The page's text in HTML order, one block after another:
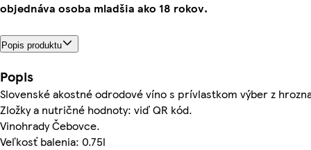
objednáva osoba mladšia ako 18 rokov.
Popis produktu
Popis
Slovenské akostné odrodové víno s prívlastkom výber z
Zložky a nutričné hodnoty: viď QR kód.
Vinohrady Čebovce.
Veľkosť balenia: 0.75l